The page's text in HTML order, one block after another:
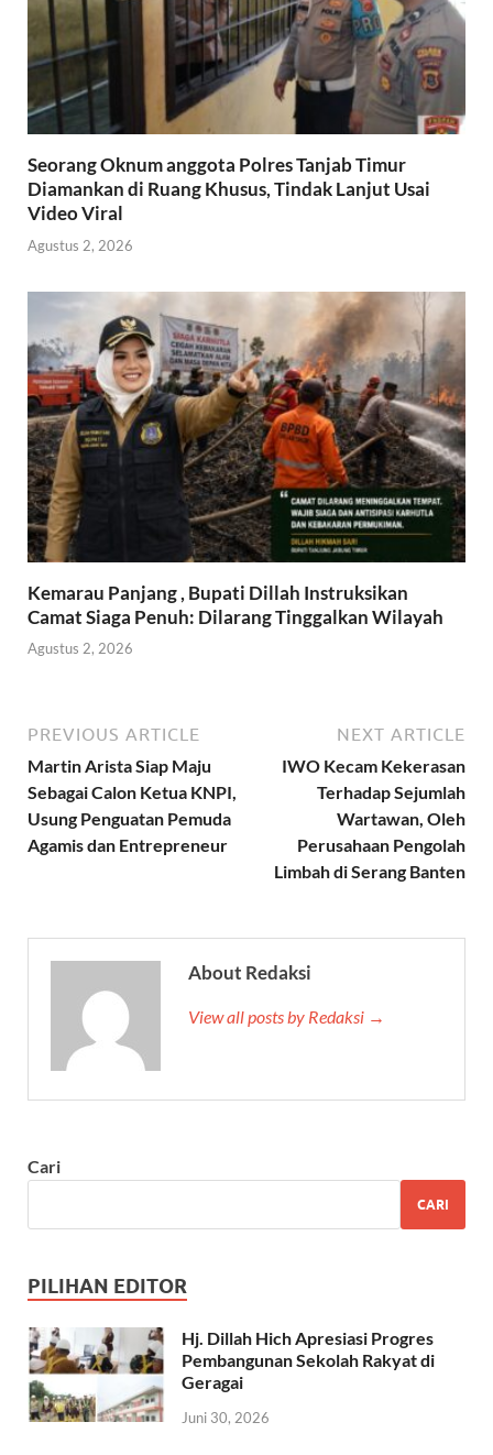
Seorang Oknum anggota Polres Tanjab Timur
Diamankan di Ruang Khusus, Tindak Lanjut Usai
Video Viral
Agustus 2, 2026
Kemarau Panjang , Bupati Dillah Instruksikan
Camat Siaga Penuh: Dilarang Tinggalkan Wilayah
Agustus 2, 2026
PREVIOUS ARTICLE
Martin Arista Siap Maju
Sebagai Calon Ketua KNPI,
Usung Penguatan Pemuda
Agamis dan Entrepreneur
NEXT ARTICLE
IWO Kecam Kekerasan
Terhadap Sejumlah
Wartawan, Oleh
Perusahaan Pengolah
Limbah di Serang Banten
About Redaksi
View all posts by Redaksi →
Cari
CARI
PILIHAN EDITOR
Hj. Dillah Hich Apresiasi Progres
Pembangunan Sekolah Rakyat di
Geragai
Juni 30, 2026